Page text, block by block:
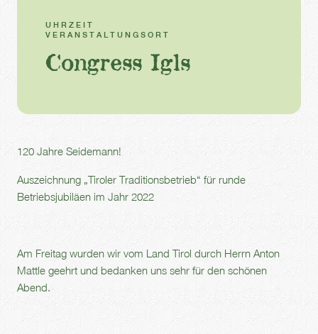
120 Jahre Seidemann!
Auszeichnung „Tiroler Traditionsbetrieb“ für runde
Betriebsjubiläen im Jahr 2022
Am Freitag wurden wir vom Land Tirol durch Herrn Anton
Mattle geehrt und bedanken uns sehr für den schönen
Abend.
UHRZEIT
VERANSTALTUNGSORT
Congress Igls